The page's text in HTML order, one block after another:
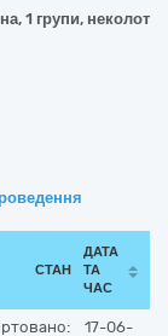
1 групи,
СТАН
ДАТА
ТА
ЧАС
17-06-